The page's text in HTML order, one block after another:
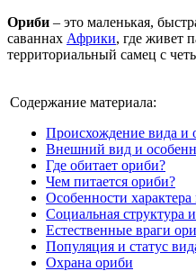
Ориби – это маленькая,
саваннах Африки, где живет
территориальный самец с
Содержание материала:
Происхождение вида и
Внешний вид и
Где обитает ориби?
Чем питается ориби?
Особенности
Социальная структура
Естественные враги
Популяция и статус
Охрана ориби